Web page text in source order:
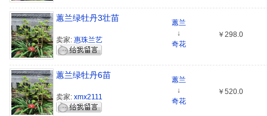
蕙兰绿牡丹3壮苗
卖家: 惠珠兰艺
蕙兰
↓
奇花
￥298.0
蕙兰绿牡丹6苗
卖家: xmx2111
蕙兰
↓
奇花
￥520.0